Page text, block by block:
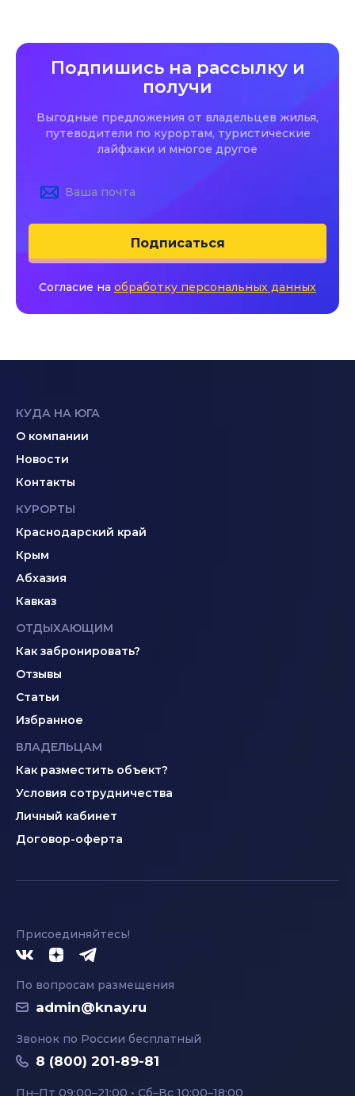
Подпишись на рассылку и
получи
Выгодные предложения от владельцев жилья,
путеводители по курортам, туристические
лайфхаки и многое другое
Подписаться
Согласие на обработку персональных данных
КУДА НА ЮГА
О компании
Новости
Контакты
КУРОРТЫ
Краснодарский край
Крым
Абхазия
Кавказ
ОТДЫХАЮЩИМ
Как забронировать?
Отзывы
Статьи
Избранное
ВЛАДЕЛЬЦАМ
Как разместить объект?
Условия сотрудничества
Личный кабинет
Договор-оферта
Присоединяйтесь!
По вопросам размещения
admin@knay.ru
Звонок по России бесплатный
8 (800) 201-89-81
Пн–Пт 09:00–21:00 • Сб–Вс 10:00–18:00